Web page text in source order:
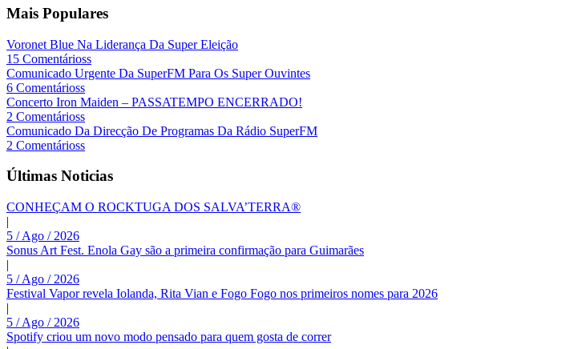
Mais Populares
Voronet Blue Na Liderança Da Super Eleição
15 Comentárioss
Comunicado Urgente Da SuperFM Para Os Super Ouvintes
6 Comentárioss
Concerto Iron Maiden – PASSATEMPO ENCERRADO!
2 Comentárioss
Comunicado Da Direcção De Programas Da Rádio SuperFM
2 Comentárioss
Últimas Noticias
CONHEÇAM O ROCKTUGA DOS SALVA’TERRA®
|
5 / Ago / 2026
Sonus Art Fest. Enola Gay são a primeira confirmação para Guimarães
|
5 / Ago / 2026
Festival Vapor revela Iolanda, Rita Vian e Fogo Fogo nos primeiros nomes para 2026
|
5 / Ago / 2026
Spotify criou um novo modo pensado para quem gosta de correr